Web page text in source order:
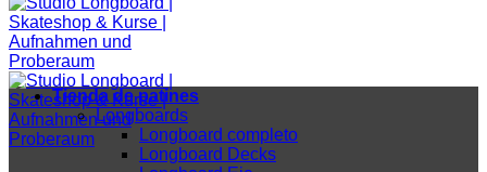
Tienda de patines
Longboards
Longboard completo
Longboard Decks